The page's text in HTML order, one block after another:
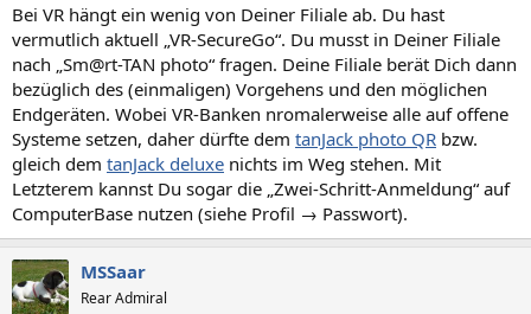
Bei VR hängt ein wenig von Deiner Filiale ab. Du hast
vermutlich aktuell „VR-SecureGo“. Du musst in Deiner Filiale
nach „Sm@rt-TAN photo“ fragen. Deine Filiale berät Dich dann
bezüglich des (einmaligen) Vorgehens und den möglichen
Endgeräten. Wobei VR-Banken nromalerweise alle auf offene
Systeme setzen, daher dürfte dem tanJack photo QR bzw.
gleich dem tanJack deluxe nichts im Weg stehen. Mit
Letzterem kannst Du sogar die „Zwei-Schritt-Anmeldung“ auf
ComputerBase nutzen (siehe Profil → Passwort).
MSSaar
Rear Admiral